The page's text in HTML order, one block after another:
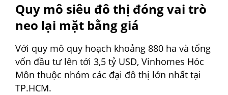
Quy mô siêu đô thị đóng vai trò
neo lại mặt bằng giá
Với quy mô quy hoạch khoảng 880 ha và tổng
vốn đầu tư lên tới 3,5 tỷ USD, Vinhomes Hóc
Môn thuộc nhóm các đại đô thị lớn nhất tại
TP.HCM.